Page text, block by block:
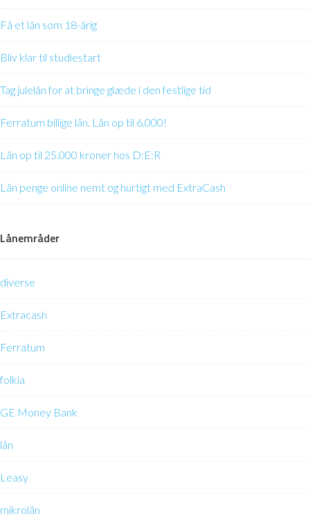
Få et lån som 18-årig
Bliv klar til studiestart
Tag julelån for at bringe glæde i den festlige tid
Ferratum billige lån. Lån op til 6.000!
Lån op til 25.000 kroner hos D:E:R
Lån penge online nemt og hurtigt med ExtraCash
Lånemråder
diverse
Extracash
Ferratum
folkia
GE Money Bank
lån
Leasy
mikrolån